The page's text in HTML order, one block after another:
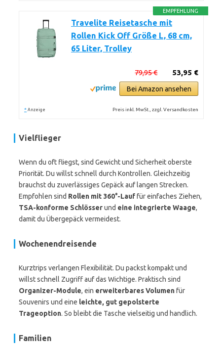
EMPFEHLUNG
Travelite Reisetasche mit
Rollen Kick Off Größe L, 68 cm,
65 Liter, Trolley
53,95 €
79,95 €
Bei Amazon ansehen
* Anzeige Preis inkl. MwSt., zzgl. Versandkosten
Vielflieger
Wenn du oft fliegst, sind Gewicht und Sicherheit oberste
Priorität. Du willst schnell durch Kontrollen. Gleichzeitig
brauchst du zuverlässiges Gepäck auf langen Strecken.
Empfohlen sind Rollen mit 360°-Lauffür einfaches Ziehen,
TSA-konforme Schlösserund eine integrierte Waage,
damit du Übergepäck vermeidest.
Wochenendreisende
Kurztrips verlangen Flexibilität. Du packst kompakt und
willst schnell Zugriff auf das Wichtige. Praktisch sind
Organizer-Module, ein erweiterbares Volumenfür
Souvenirs und eine leichte, gut gepolsterte
Trageoption. So bleibt die Tasche vielseitig und handlich.
Familien